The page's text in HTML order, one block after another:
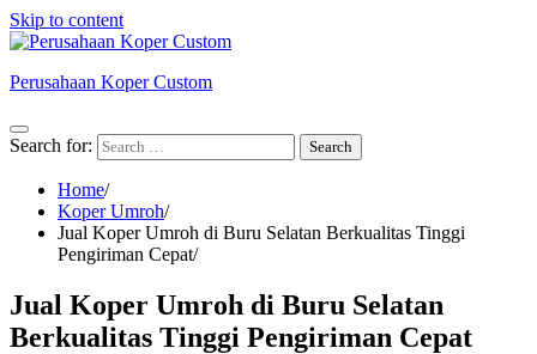
Skip to content
Perusahaan Koper Custom
Search for:
Home
Koper Umroh
Jual Koper Umroh di Buru Selatan Berkualitas Tinggi
Pengiriman Cepat
Jual Koper Umroh di Buru Selatan
Berkualitas Tinggi Pengiriman Cepat